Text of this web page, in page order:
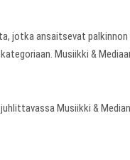
jotka ansaitsevat
Musiikki &
Musiikki &